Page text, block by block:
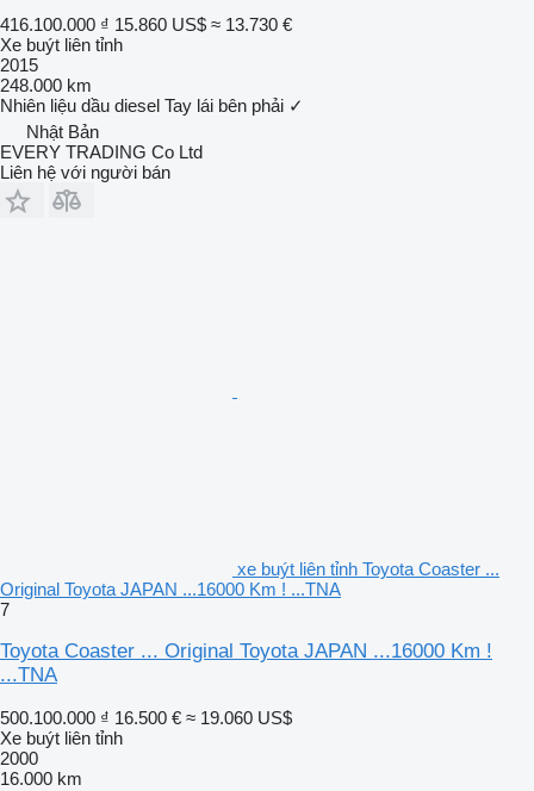
416.100.000 ₫ 15.860 US$ ≈ 13.730 €
Xe buýt liên tỉnh
2015
248.000 km
Nhiên liệu dầu diesel Tay lái bên phải ✓
Nhật Bản
EVERY TRADING Co Ltd
Liên hệ với người bán
xe buýt liên tỉnh Toyota Coaster ...
Original Toyota JAPAN ...16000 Km ! ...TNA
7
Toyota Coaster ... Original Toyota JAPAN ...16000 Km !
...TNA
500.100.000 ₫ 16.500 € ≈ 19.060 US$
Xe buýt liên tỉnh
2000
16.000 km